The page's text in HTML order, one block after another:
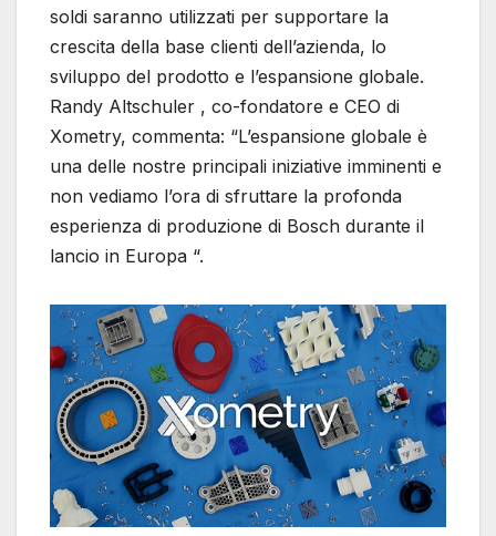
soldi saranno utilizzati per supportare la
crescita della base clienti dell’azienda, lo
sviluppo del prodotto e l’espansione globale.
Randy Altschuler , co-fondatore e CEO di
Xometry, commenta: “L’espansione globale è
una delle nostre principali iniziative imminenti e
non vediamo l’ora di sfruttare la profonda
esperienza di produzione di Bosch durante il
lancio in Europa “.